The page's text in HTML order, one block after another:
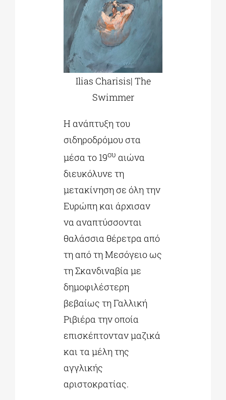
Ilias Charisis| The
Swimmer
Η ανάπτυξη του
σιδηροδρόμου στα
μέσα το 19ου αιώνα
διευκόλυνε τη
μετακίνηση σε όλη την
Ευρώπη και άρχισαν
να αναπτύσσονται
θαλάσσια θέρετρα από
τη από τη Μεσόγειο ως
τη Σκανδιναβία με
δημοφιλέστερη
βεβαίως τη Γαλλική
Ριβιέρα την οποία
επισκέπτονταν μαζικά
και τα μέλη της
αγγλικής
αριστοκρατίας.